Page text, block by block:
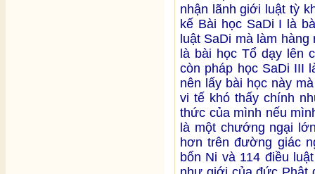
nhận lãnh giới luật tỳ
kế Bài học SaDi I là
luật SaDi mà làm
là bài học Tổ dạy lên
còn pháp học SaDi III
nên lấy bài học này
vi tế khó thấy chính
thức của mình nếu
là một chướng ngại
hơn trên đường giác
bổn Ni và 114 điều